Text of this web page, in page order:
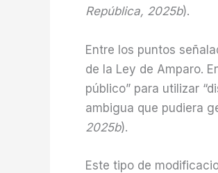
República, 2025b).
Entre los puntos
de la Ley de Amparo.
público” para utilizar
ambigua que pudiera
2025b).
Este tipo de